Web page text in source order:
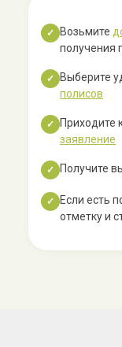
✓ Возьмите
получения
✓ Выберите
полисов
✓
заявление
✓ Получите
✓
Если есть
отметку и